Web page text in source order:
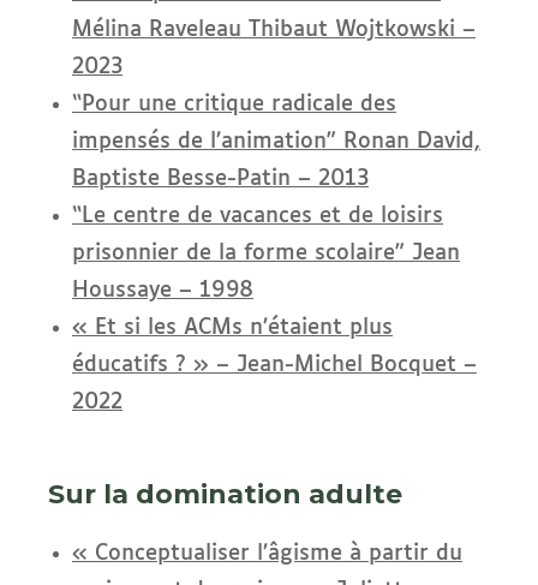
Mélina Raveleau Thibaut Wojtkowski –
2023
“Pour une critique radicale des
impensés de l’animation” Ronan David,
Baptiste Besse-Patin – 2013
“Le centre de vacances et de loisirs
prisonnier de la forme scolaire” Jean
Houssaye – 1998
« Et si les ACMs n’étaient plus
éducatifs ? » – Jean-Michel Bocquet –
2022
Sur la domination adulte
« Conceptualiser l’âgisme à partir du